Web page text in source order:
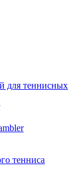
для теннисных
тенниса